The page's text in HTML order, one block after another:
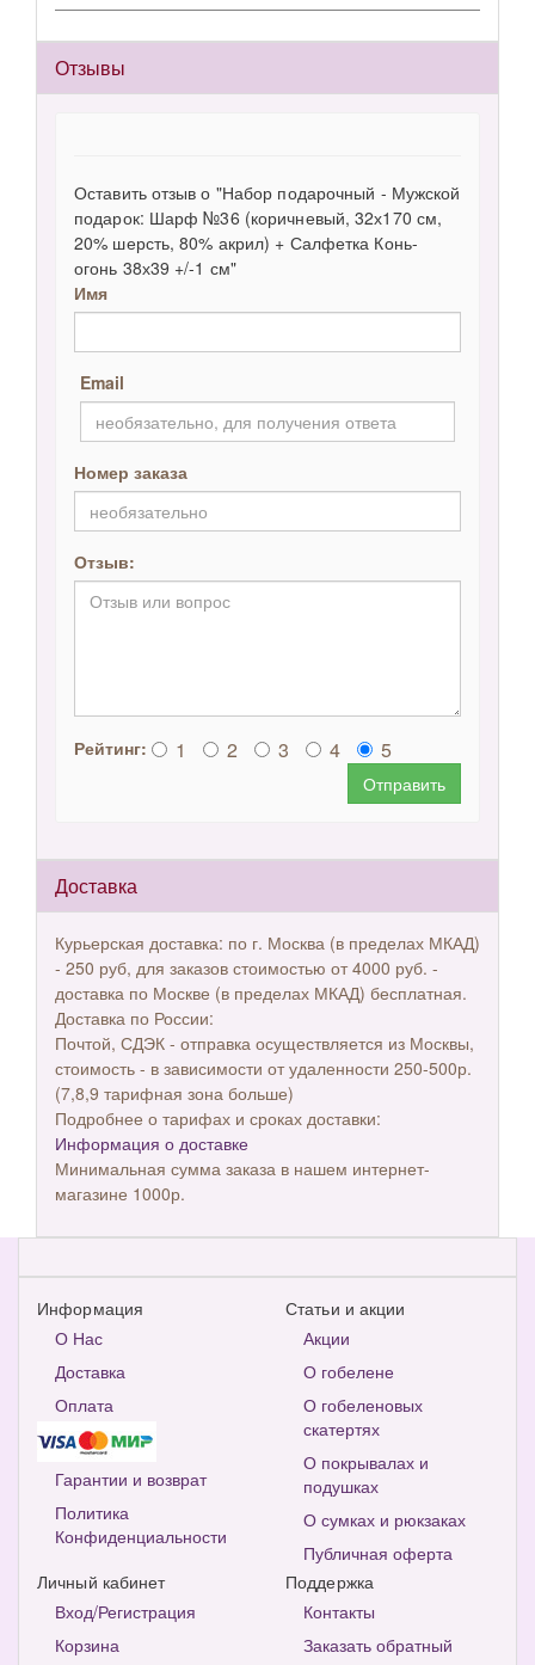
Отзывы
Оставить отзыв о "Набор подарочный - Мужской
подарок: Шарф №36 (коричневый, 32х170 см,
20% шерсть, 80% акрил) + Салфетка Конь-
огонь 38х39 +/-1 см"
Имя
Email
Номер заказа
Отзыв:
Рейтинг: 1 2 3 4 5
Отправить
Доставка
Курьерская доставка: по г. Москва (в пределах МКАД)
- 250 руб, для заказов стоимостью от 4000 руб. -
доставка по Москве (в пределах МКАД) бесплатная.
Доставка по России:
Почтой, СДЭК - отправка осуществляется из Москвы,
стоимость - в зависимости от удаленности 250-500р.
(7,8,9 тарифная зона больше)
Подробнее о тарифах и сроках доставки:
Информация о доставке
Минимальная сумма заказа в нашем интернет-
магазине 1000р.
Информация
О Нас
Доставка
Оплата
Гарантии и возврат
Политика
Конфиденциальности
Статьи и акции
Акции
О гобелене
О гобеленовых
скатертях
О покрывалах и
подушках
О сумках и рюкзаках
Публичная оферта
Личный кабинет
Вход/Регистрация
Корзина
Поддержка
Контакты
Заказать обратный